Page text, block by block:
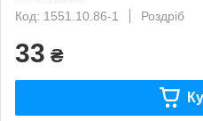
Код: 1551.10.86-1
Роздріб
33 ₴